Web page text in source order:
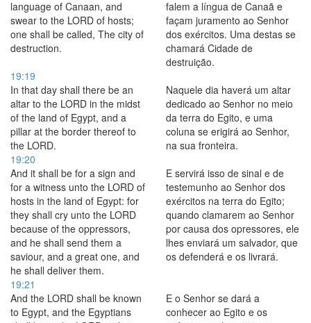
language of Canaan, and
swear to the LORD of hosts;
one shall be called, The city of
destruction.
falem a língua de Canaã e
façam juramento ao Senhor
dos exércitos. Uma destas se
chamará Cidade de
destruição.
19:19
In that day shall there be an
altar to the LORD in the midst
of the land of Egypt, and a
pillar at the border thereof to
the LORD.
Naquele dia haverá um altar
dedicado ao Senhor no meio
da terra do Egito, e uma
coluna se erigirá ao Senhor,
na sua fronteira.
19:20
And it shall be for a sign and
for a witness unto the LORD of
hosts in the land of Egypt: for
they shall cry unto the LORD
because of the oppressors,
and he shall send them a
saviour, and a great one, and
he shall deliver them.
E servirá isso de sinal e de
testemunho ao Senhor dos
exércitos na terra do Egito;
quando clamarem ao Senhor
por causa dos opressores, ele
lhes enviará um salvador, que
os defenderá e os livrará.
19:21
And the LORD shall be known
to Egypt, and the Egyptians
E o Senhor se dará a
conhecer ao Egito e os